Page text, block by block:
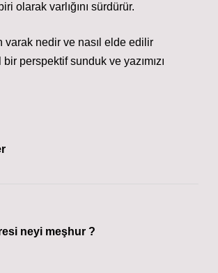
olarak varlığını sürdürür.
varak nedir ve nasıl elde edilir
perspektif sunduk ve yazımızı
neyi meşhur ?